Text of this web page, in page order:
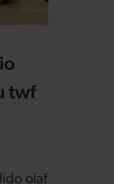
twf
olaf